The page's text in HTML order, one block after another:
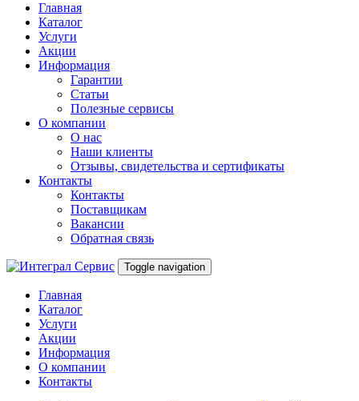
Главная
Каталог
Услуги
Акции
Информация
Гарантии
Статьи
Полезные сервисы
О компании
О нас
Наши клиенты
Отзывы, свидетельства и сертификаты
Контакты
Контакты
Поставщикам
Вакансии
Обратная связь
Toggle navigation
Главная
Каталог
Услуги
Акции
Информация
О компании
Контакты